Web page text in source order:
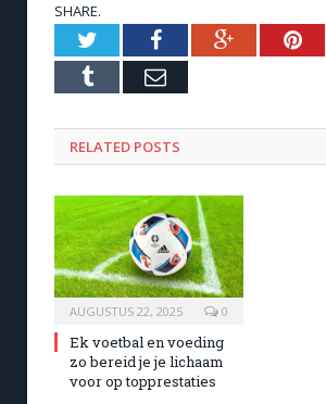
SHARE.
TwitterFacebookGoogle+
Tumblr Email
RELATED POSTS
AUGUSTUS 22, 2025 0
Ek voetbal en voeding
zo bereid je je lichaam
voor op topprestaties